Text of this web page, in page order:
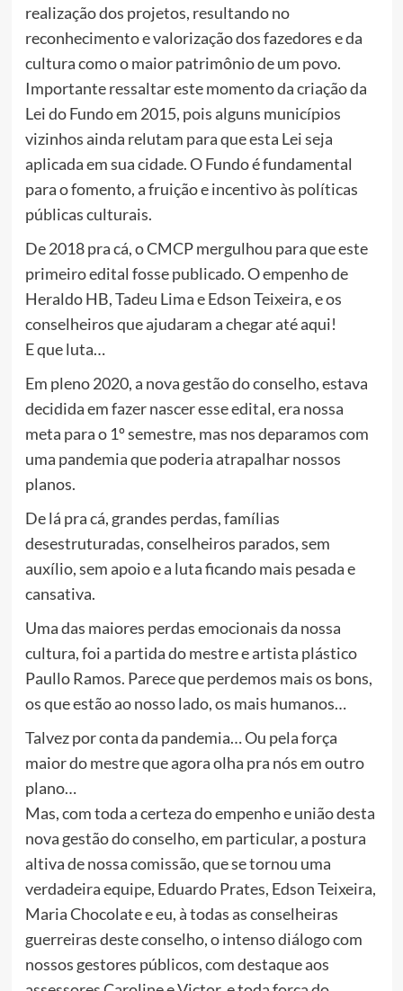
realização dos projetos, resultando no
reconhecimento e valorização dos fazedores e da
cultura como o maior patrimônio de um povo.
Importante ressaltar este momento da criação da
Lei do Fundo em 2015, pois alguns municípios
vizinhos ainda relutam para que esta Lei seja
aplicada em sua cidade. O Fundo é fundamental
para o fomento, a fruição e incentivo às políticas
públicas culturais.
De 2018 pra cá, o CMCP mergulhou para que este
primeiro edital fosse publicado. O empenho de
Heraldo HB, Tadeu Lima e Edson Teixeira, e os
conselheiros que ajudaram a chegar até aqui!
E que luta…
Em pleno 2020, a nova gestão do conselho, estava
decidida em fazer nascer esse edital, era nossa
meta para o 1º semestre, mas nos deparamos com
uma pandemia que poderia atrapalhar nossos
planos.
De lá pra cá, grandes perdas, famílias
desestruturadas, conselheiros parados, sem
auxílio, sem apoio e a luta ficando mais pesada e
cansativa.
Uma das maiores perdas emocionais da nossa
cultura, foi a partida do mestre e artista plástico
Paullo Ramos. Parece que perdemos mais os bons,
os que estão ao nosso lado, os mais humanos…
Talvez por conta da pandemia… Ou pela força
maior do mestre que agora olha pra nós em outro
plano…
Mas, com toda a certeza do empenho e união desta
nova gestão do conselho, em particular, a postura
altiva de nossa comissão, que se tornou uma
verdadeira equipe, Eduardo Prates, Edson Teixeira,
Maria Chocolate e eu, à todas as conselheiras
guerreiras deste conselho, o intenso diálogo com
nossos gestores públicos, com destaque aos